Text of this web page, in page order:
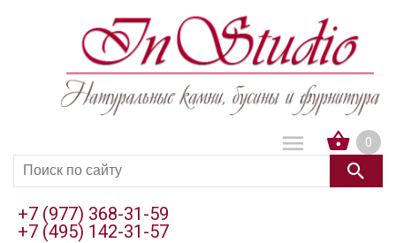
0
+7 (977) 368-31-59
+7 (495) 142-31-57